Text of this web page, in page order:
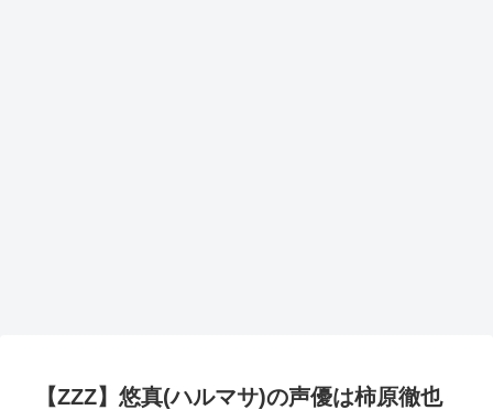
【ZZZ】悠真(ハルマサ)の声優は柿原徹也